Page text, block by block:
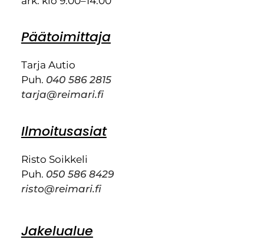
Päätoimittaja
Tarja Autio
Puh. 040 586 2815
tarja@reimari.fi
Ilmoitusasiat
Risto Soikkeli
Puh. 050 586 8429
risto@reimari.fi
Jakelualue